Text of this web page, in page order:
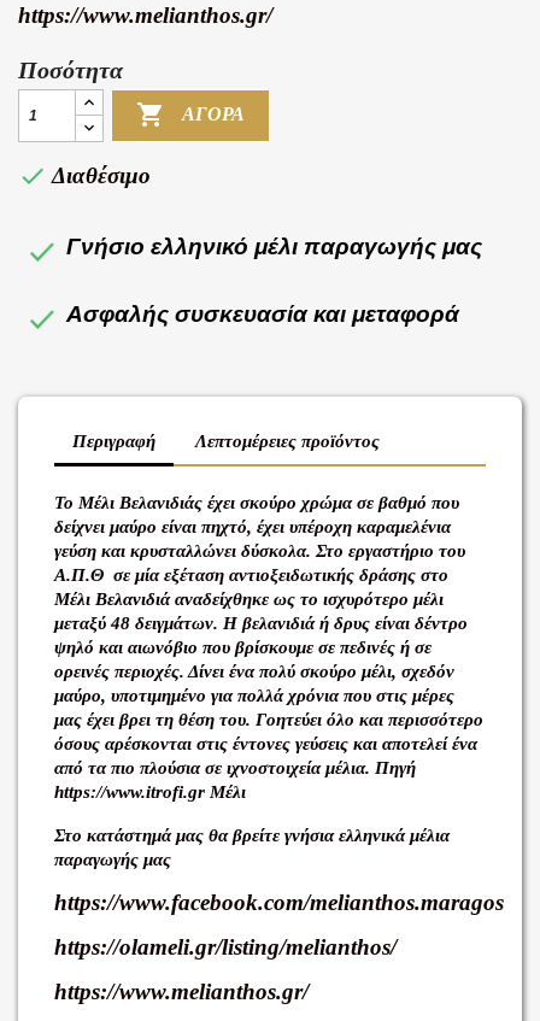
https://www.melianthos.gr/
Ποσότητα
 ΑΓΟΡΆ
 Διαθέσιμο
Γνήσιο ελληνικό μέλι παραγωγής μας
Ασφαλής συσκευασία και μεταφορά
Περιγραφή Λεπτομέρειες προϊόντος
Το Mέλι Bελανιδιάς έχει σκούρο χρώμα σε βαθμό που
δείχνει μαύρο είναι πηχτό, έχει υπέροχη καραμελένια
γεύση και κρυσταλλώνει δύσκολα. Στο εργαστήριο του
Α.Π.Θ σε μία εξέταση αντιοξειδωτικής δράσης στο
Mέλι Bελανιδιά αναδείχθηκε ως το ισχυρότερο μέλι
μεταξύ 48 δειγμάτων. Η βελανιδιά ή δρυς είναι δέντρο
ψηλό και αιωνόβιο που βρίσκουμε σε πεδινές ή σε
ορεινές περιοχές. Δίνει ένα πολύ σκούρο μέλι, σχεδόν
μαύρο, υποτιμημένο για πολλά χρόνια που στις μέρες
μας έχει βρει τη θέση του. Γοητεύει όλο και περισσότερο
όσους αρέσκονται στις έντονες γεύσεις και αποτελεί ένα
από τα πιο πλούσια σε ιχνοστοιχεία μέλια. Πηγή
https://www.itrofi.gr Μέλι
Στο κατάστημά μας θα βρείτε γνήσια ελληνικά μέλια
παραγωγής μας
https://www.facebook.com/melianthos.maragos
https://olameli.gr/listing/melianthos/
https://www.melianthos.gr/